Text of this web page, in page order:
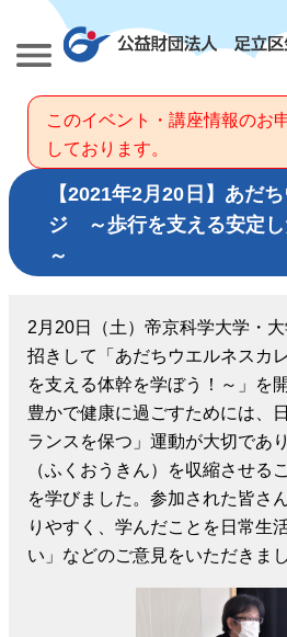
このイベント・講座情報のお
しております。
【2021年2月20日】あだ
ジ ～歩行を支える安定し
～
2月20日（土）帝京科学大学・
招きして「あだちウエルネスカ
を支える体幹を学ぼう！～」を
豊かで健康に過ごすためには、
ランスを保つ」運動が大切であ
（ふくおうきん）を収縮させる
を学びました。参加された皆さ
りやすく、学んだことを日常生
い」などのご意見をいただきまし